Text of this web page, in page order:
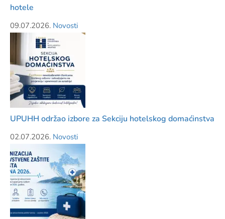
hotele
09.07.2026. Novosti
UPUHH održao izbore za Sekciju hotelskog domaćinstva
02.07.2026. Novosti